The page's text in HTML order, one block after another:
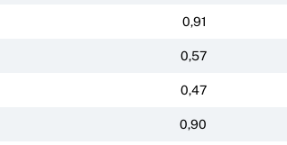
0,91
0,57
0,47
0,90